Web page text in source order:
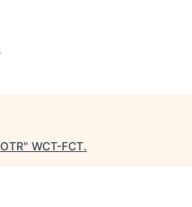
" WCT-FCT.